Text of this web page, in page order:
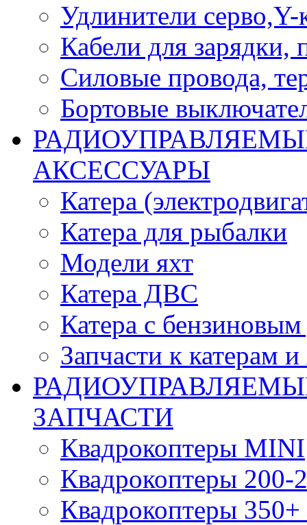
Удлинители серво,Y-
Кабели для зарядки,
Силовые провода,
Бортовые
АКСЕССУАРЫ
Катера
Катера для рыбалки
Модели яхт
Катера ДВС
Катера с бензиновым
Запчасти к катерам
ЗАПЧАСТИ
Квадрокоптеры MINI
Квадрокоптеры 200-
Квадрокоптеры 350+